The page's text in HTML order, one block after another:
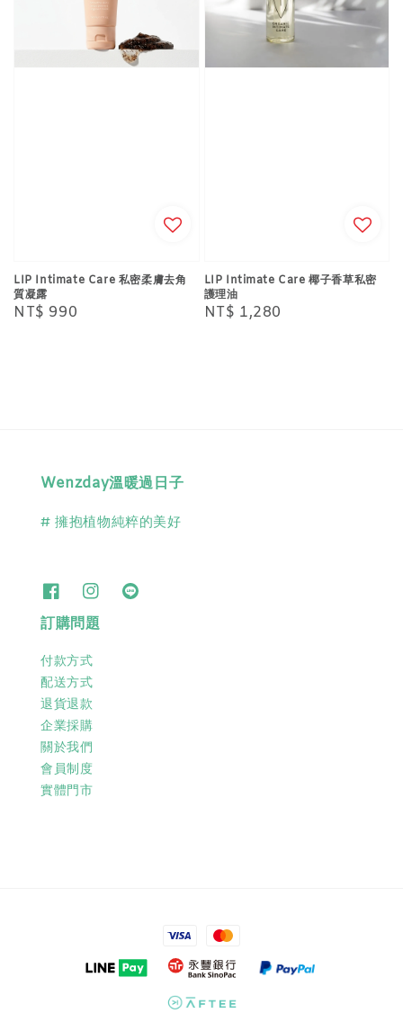
LIP Intimate Care 私密柔膚去角
質凝露
Regular
NT$ 990
LIP Intimate Care 椰子香草私密
護理油
Regular
NT$ 1,280
Wenzday溫暖過日子
# 擁抱植物純粹的美好
訂購問題
付款方式
配送方式
退貨退款
企業採購
關於我們
會員制度
實體門市